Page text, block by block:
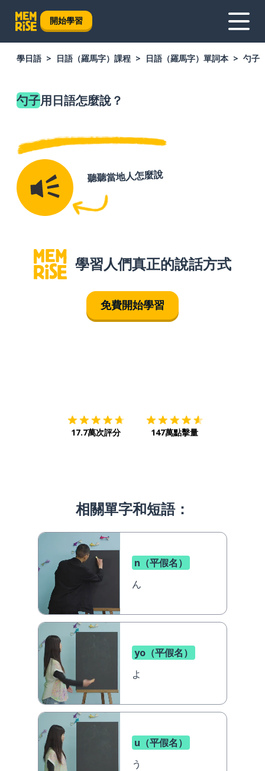
開始學習
學日語 日語（羅馬字）課程 日語（羅馬字）單詞本 勺子
勺子用日語怎麼說？
聽聽當地人怎麼說
學習人們真正的說話方式
免費開始學習
17.7萬次評分 147萬點擊量
相關單字和短語：
n（平假名）
ん
yo（平假名）
よ
u（平假名）
う